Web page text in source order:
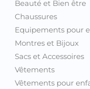
Beauté et Bien être
Chaussures
Equipements pour
Montres et Bijoux
Sacs et Accessoires
Vêtements
Vêtements pour